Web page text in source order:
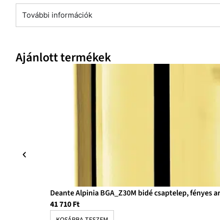
További információk
Ajánlott termékek
Deante Alpinia BGA_Z30M bidé csaptelep, fényes
41 710Ft